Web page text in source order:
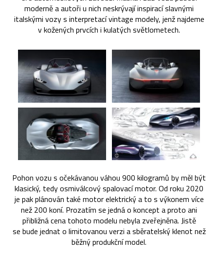
moderně a autoři u nich neskrývají inspirací slavnými
italskými vozy s interpretací vintage modely, jenž najdeme
v kožených prvcích i kulatých světlometech.
Pohon vozu s očekávanou váhou 900 kilogramů by měl být
klasický, tedy osmiválcový spalovací motor. Od roku 2020
je pak plánován také motor elektrický a to s výkonem více
než 200 koní. Prozatím se jedná o koncept a proto ani
přibližná cena tohoto modelu nebyla zveřejněna. Jistě
se bude jednat o limitovanou verzi a sběratelský klenot než
běžný produkční model.